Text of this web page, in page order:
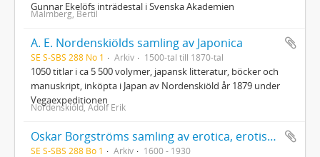
Gunnar Ekelöfs inträdestal i Svenska Akademien
Malmberg, Bertil
A. E. Nordenskiölds samling av Japonica
SE S-SBS 288 No 1 Arkiv 1500-tal till 1870-tal
1050 titlar i ca 5 500 volymer, japansk litteratur, böcker och
manuskript, inköpta i Japan av Nordenskiöld år 1879 under
Vegaexpeditionen
Nordenskiöld, Adolf Erik
Oskar Borgströms samling av erotica, erotisk litteratur
SE S-SBS 288 Bo 1 Arkiv 1600 - 1930